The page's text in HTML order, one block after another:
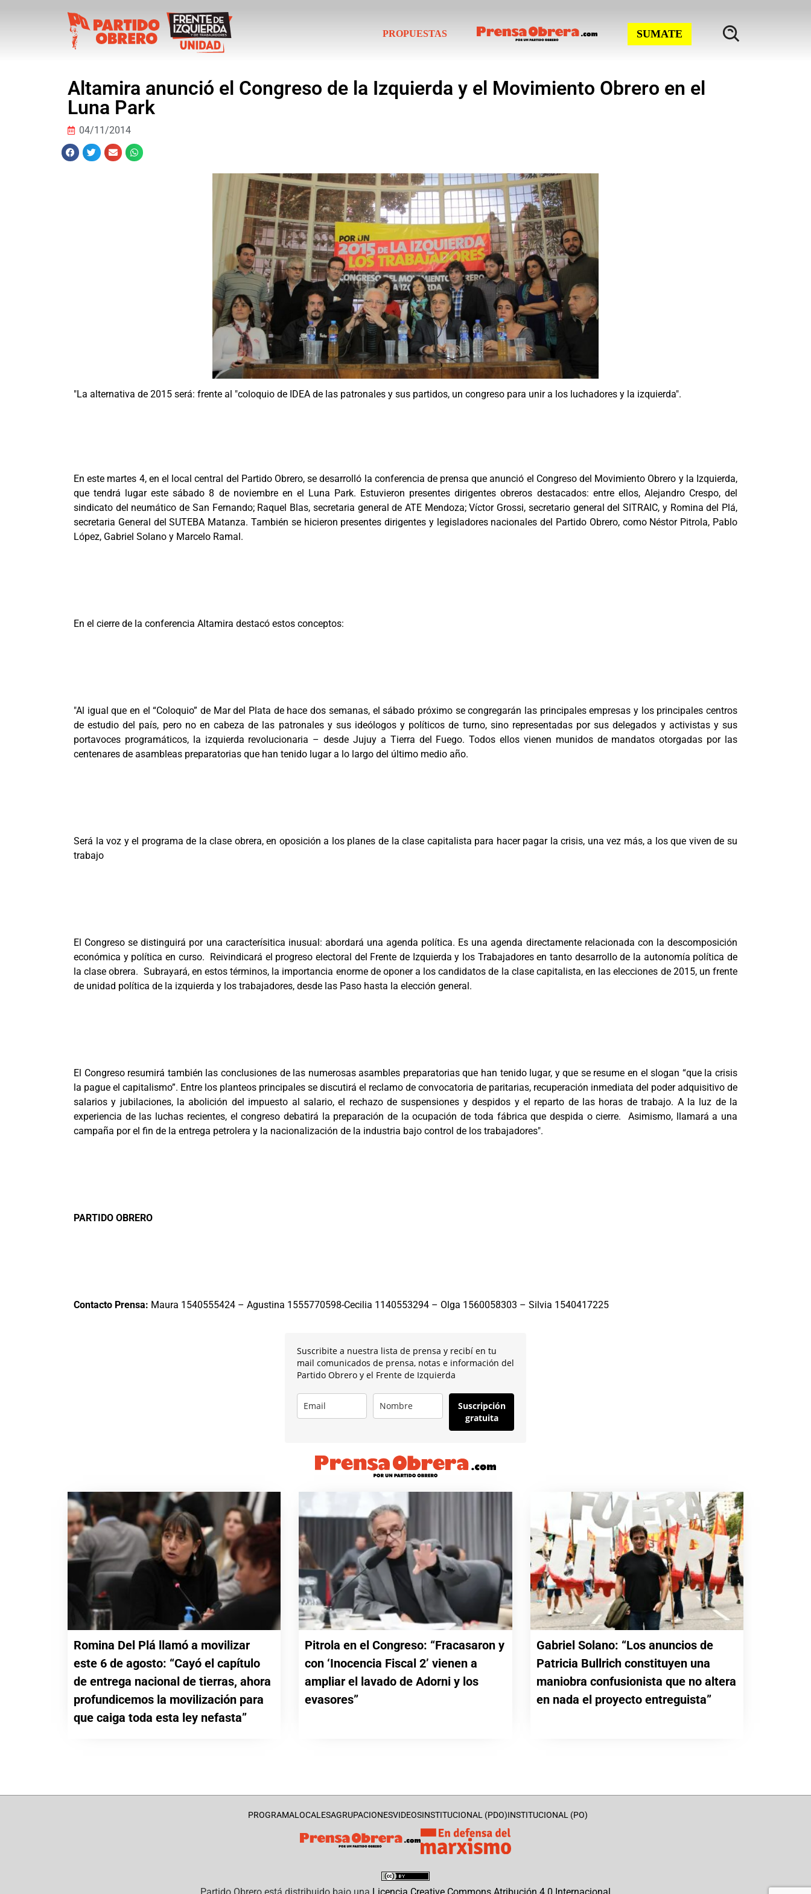
PROPUESTAS SUMATE
Altamira anunció el Congreso de la Izquierda y el Movimiento Obrero en el
Luna Park
04/11/2014
"La alternativa de 2015 será: frente al "coloquio de IDEA de las patronales y sus partidos, un congreso para unir a los luchadores y la izquierda".
En este martes 4, en el local central del Partido Obrero, se desarrolló la conferencia de prensa que anunció el Congreso del Movimiento Obrero y la Izquierda,
que tendrá lugar este sábado 8 de noviembre en el Luna Park. Estuvieron presentes dirigentes obreros destacados: entre ellos, Alejandro Crespo, del
sindicato del neumático de San Fernando; Raquel Blas, secretaria general de ATE Mendoza; Víctor Grossi, secretario general del SITRAIC, y Romina del Plá,
secretaria General del SUTEBA Matanza. También se hicieron presentes dirigentes y legisladores nacionales del Partido Obrero, como Néstor Pitrola, Pablo
López, Gabriel Solano y Marcelo Ramal.
En el cierre de la conferencia Altamira destacó estos conceptos:
"Al igual que en el “Coloquio” de Mar del Plata de hace dos semanas, el sábado próximo se congregarán las principales empresas y los principales centros
de estudio del país, pero no en cabeza de las patronales y sus ideólogos y políticos de turno, sino representadas por sus delegados y activistas y sus
portavoces programáticos, la izquierda revolucionaria – desde Jujuy a Tierra del Fuego. Todos ellos vienen munidos de mandatos otorgadas por las
centenares de asambleas preparatorias que han tenido lugar a lo largo del último medio año.
Será la voz y el programa de la clase obrera, en oposición a los planes de la clase capitalista para hacer pagar la crisis, una vez más, a los que viven de su
trabajo
El Congreso se distinguirá por una caracterísitica inusual: abordará una agenda política. Es una agenda directamente relacionada con la descomposición
económica y política en curso. Reivindicará el progreso electoral del Frente de Izquierda y los Trabajadores en tanto desarrollo de la autonomía política de
la clase obrera. Subrayará, en estos términos, la importancia enorme de oponer a los candidatos de la clase capitalista, en las elecciones de 2015, un frente
de unidad política de la izquierda y los trabajadores, desde las Paso hasta la elección general.
El Congreso resumirá también las conclusiones de las numerosas asambles preparatorias que han tenido lugar, y que se resume en el slogan “que la crisis
la pague el capitalismo”. Entre los planteos principales se discutirá el reclamo de convocatoria de paritarias, recuperación inmediata del poder adquisitivo de
salarios y jubilaciones, la abolición del impuesto al salario, el rechazo de suspensiones y despidos y el reparto de las horas de trabajo. A la luz de la
experiencia de las luchas recientes, el congreso debatirá la preparación de la ocupación de toda fábrica que despida o cierre. Asimismo, llamará a una
campaña por el fin de la entrega petrolera y la nacionalización de la industria bajo control de los trabajadores".
PARTIDO OBRERO
Contacto Prensa: Maura 1540555424 – Agustina 1555770598-Cecilia 1140553294 – Olga 1560058303 – Silvia 1540417225
Suscribite a nuestra lista de prensa y recibí en tu
mail comunicados de prensa, notas e información del
Partido Obrero y el Frente de Izquierda
Suscripción
gratuita
Romina Del Plá llamó a movilizar
este 6 de agosto: “Cayó el capítulo
de entrega nacional de tierras, ahora
profundicemos la movilización para
que caiga toda esta ley nefasta”
Pitrola en el Congreso: “Fracasaron y
con ‘Inocencia Fiscal 2’ vienen a
ampliar el lavado de Adorni y los
evasores”
Gabriel Solano: “Los anuncios de
Patricia Bullrich constituyen una
maniobra confusionista que no altera
en nada el proyecto entreguista”
PROGRAMALOCALESAGRUPACIONESVIDEOSINSTITUCIONAL (PDO)INSTITUCIONAL (PO)